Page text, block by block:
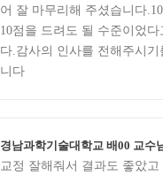
어 잘 마무리해 주셨습니다
10점을 드려도 될 수준이었다
다.감사의 인사를 전해주시기
니다
경남과학기술대학교 배00 교수
교정 잘해줘서 결과도 좋았고